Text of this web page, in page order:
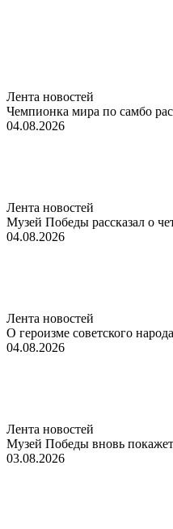
Лента новостей
Чемпионка мира по самбо
04.08.2026
Лента новостей
Музей Победы рассказал о
04.08.2026
Лента новостей
О героизме советского
04.08.2026
Лента новостей
Музей Победы вновь
03.08.2026